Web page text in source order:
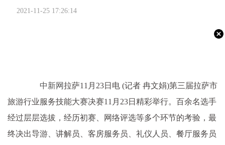
2021-11-25 17:26:14
中新网拉萨11月23日电 (记者 冉文娟)第三届拉萨市
旅游行业服务技能大赛决赛11月23日精彩举行。百余名选手
经过层层选拔，经历初赛、网络评选等多个环节的考验，最
终决出导游、讲解员、客房服务员、礼仪人员、餐厅服务员